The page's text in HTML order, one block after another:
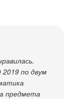
2019 по двум
предмета